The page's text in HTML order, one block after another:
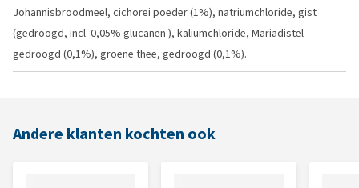
Johannisbroodmeel, cichorei poeder (1%), natriumchloride, gist
(gedroogd, incl. 0,05% glucanen ), kaliumchloride, Mariadistel
gedroogd (0,1%), groene thee, gedroogd (0,1%).
Andere klanten kochten ook